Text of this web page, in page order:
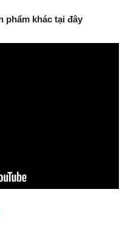
phẩm khác tại đây